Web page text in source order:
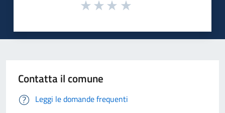
Contatta il comune
Leggi le domande frequenti